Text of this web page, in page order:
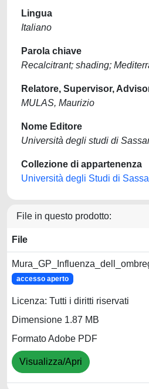
Lingua
Italiano
Parola chiave
Recalcitrant; shading;
Relatore, Supervisor,
MULAS, Maurizio
Nome Editore
Università degli studi di
Collezione di appartenenza
Università degli Studi di
File in questo prodotto:
File
accesso aperto
Licenza: Tutti i diritti riservati
Dimensione 1.87 MB
Formato Adobe PDF
Visualizza/Apri